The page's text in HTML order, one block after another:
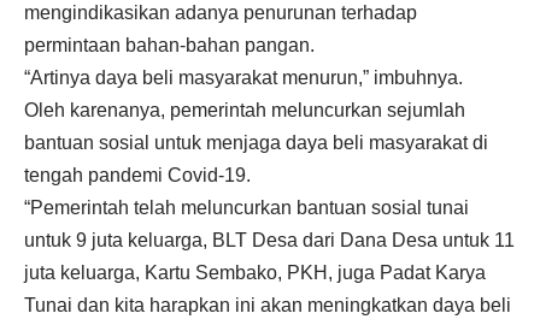
mengindikasikan adanya penurunan terhadap
permintaan bahan-bahan pangan.
“Artinya daya beli masyarakat menurun,” imbuhnya.
Oleh karenanya, pemerintah meluncurkan sejumlah
bantuan sosial untuk menjaga daya beli masyarakat di
tengah pandemi Covid-19.
“Pemerintah telah meluncurkan bantuan sosial tunai
untuk 9 juta keluarga, BLT Desa dari Dana Desa untuk 11
juta keluarga, Kartu Sembako, PKH, juga Padat Karya
Tunai dan kita harapkan ini akan meningkatkan daya beli